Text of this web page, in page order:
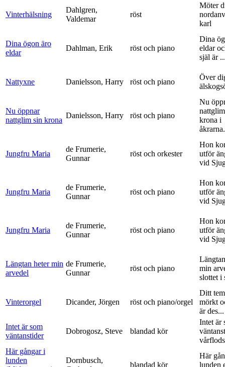
Vinterhälsning
Dahlgren,
Valdemar
röst
Möter
karl
Dina ögon äro
eldar
Dahlman, Erik röst och piano
Dina
eldar
själ är
Nattyxne Danielsson, Harry röst och piano
Över
Nu öppnar
nattglim sin krona
Danielsson, Harry röst och piano
Nu
krona i
Jungfru Maria
de Frumerie,
Gunnar
röst och orkester
Hon
utför
vid
Jungfru Maria
de Frumerie,
Gunnar
röst och piano
Hon
utför
vid
Jungfru Maria
de Frumerie,
Gunnar
röst och piano
Hon
utför
vid
Längtan heter min
arvedel
de Frumerie,
Gunnar
röst och piano
min
slottet i
Vinterorgel Dicander, Jörgen röst och piano/orgel
Ditt
mörkt
är des...
Intet är som
väntanstider
Dobrogosz, Steve blandad kör
Intet är
Här gångar i
lunden
Dornbusch,
blandad kör
Här
lunden